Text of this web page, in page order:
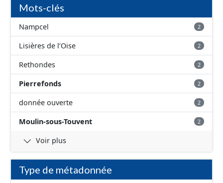
Mots-clés
Nampcel 2
Lisières de l’Oise 2
Rethondes 2
Pierrefonds 2
donnée ouverte 2
Moulin-sous-Touvent 2
Voir plus
Type de métadonnée